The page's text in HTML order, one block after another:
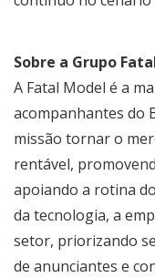
Sobre a Grupo
A Fatal Model é a
acompanhantes do
missão tornar o
rentável,
apoiando a rotina
da tecnologia, a
setor, priorizando
de anunciantes e